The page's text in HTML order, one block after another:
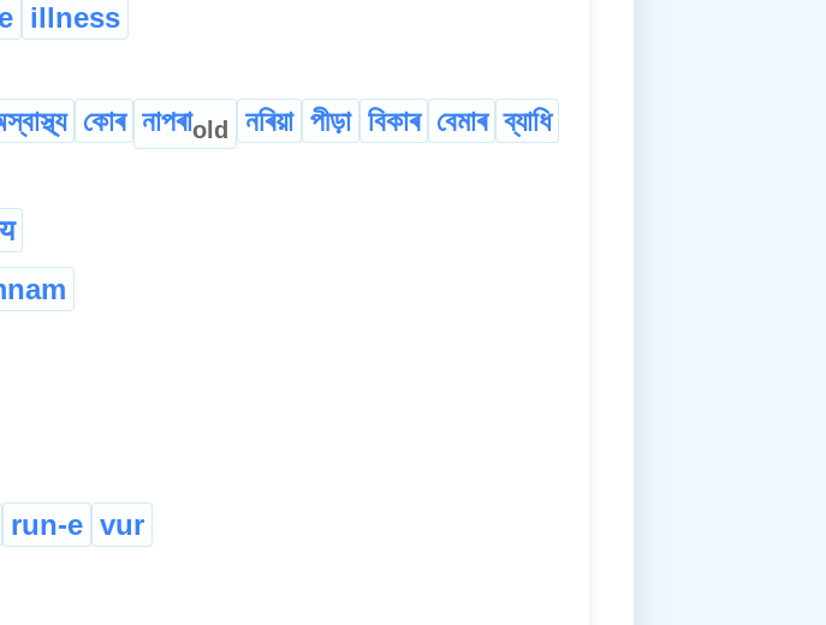
illness
কোৰ নাপৰাold নৰিয়া পীড়া বিকাৰ বেমাৰ ব্যাধি
run-e vur